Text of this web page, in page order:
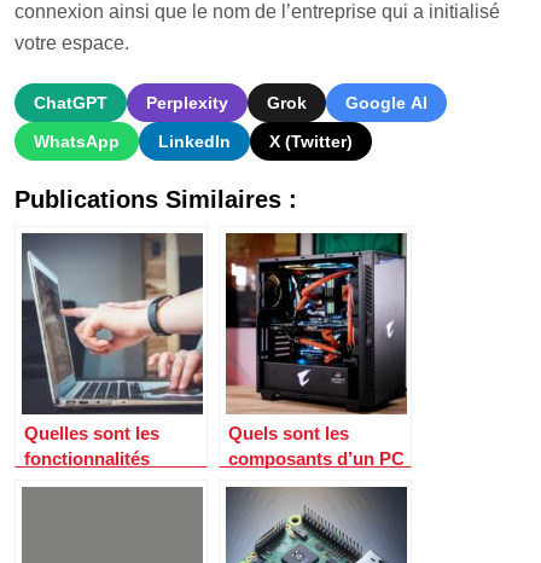
connexion ainsi que le nom de l’entreprise qui a initialisé
votre espace.
ChatGPT Perplexity Grok
Google AI
WhatsApp
LinkedIn X (Twitter)
Publications Similaires :
Quelles sont les
fonctionnalités
incontournables
Quels sont les
composants d’un PC
gamer ?